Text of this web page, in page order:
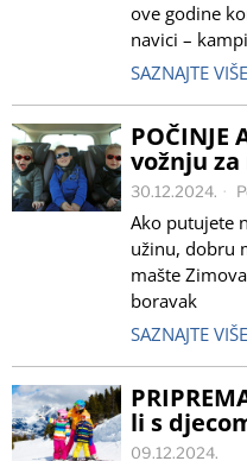
ove godine
navici –
SAZNAJTE VIŠE
vožnju
30.12.2024.
Ako putujete
užinu, dobru
mašte
boravak
SAZNAJTE VIŠE
li s
09.12.2024.